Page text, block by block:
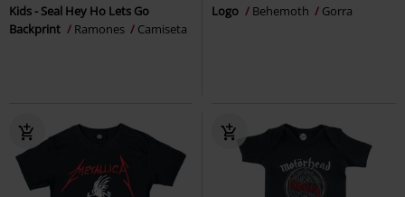
Kids - Seal Hey Ho Lets Go
Backprint
Ramones Camiseta
Logo Behemoth Gorra